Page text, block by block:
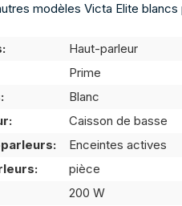
modèles Victa Elite
Haut-parleur
Prime
Blanc
Caisson de basse
Enceintes actives
pièce
200 W